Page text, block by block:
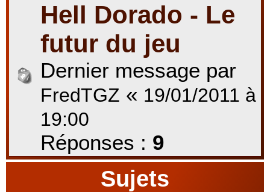
Hell Dorado - Le
futur du jeu
Dernier message par
FredTGZ « 19/01/2011 à
19:00
Réponses : 9
Sujets